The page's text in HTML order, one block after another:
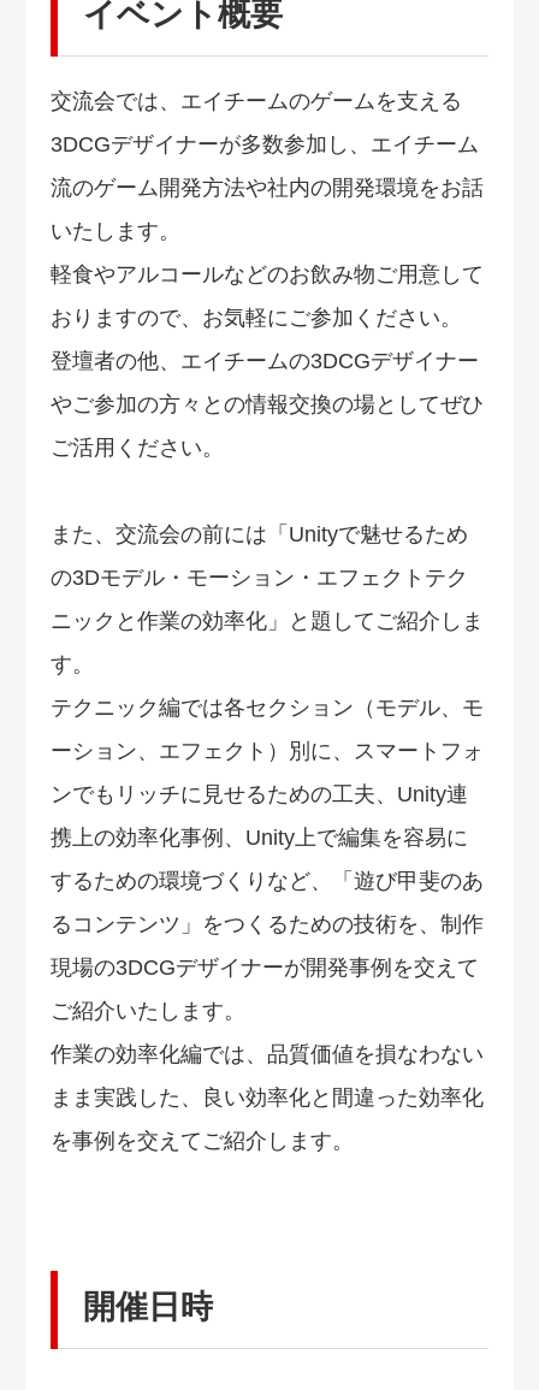
イベント概要
交流会では、エイチームのゲームを支える
3DCGデザイナーが多数参加し、エイチーム
流のゲーム開発方法や社内の開発環境をお話
いたします。
軽食やアルコールなどのお飲み物ご用意して
おりますので、お気軽にご参加ください。
登壇者の他、エイチームの3DCGデザイナー
やご参加の方々との情報交換の場としてぜひ
ご活用ください。
また、交流会の前には「Unityで魅せるため
の3Dモデル・モーション・エフェクトテク
ニックと作業の効率化」と題してご紹介しま
す。
テクニック編では各セクション（モデル、モ
ーション、エフェクト）別に、スマートフォ
ンでもリッチに見せるための工夫、Unity連
携上の効率化事例、Unity上で編集を容易に
するための環境づくりなど、「遊び甲斐のあ
るコンテンツ」をつくるための技術を、制作
現場の3DCGデザイナーが開発事例を交えて
ご紹介いたします。
作業の効率化編では、品質価値を損なわない
まま実践した、良い効率化と間違った効率化
を事例を交えてご紹介します。
開催日時